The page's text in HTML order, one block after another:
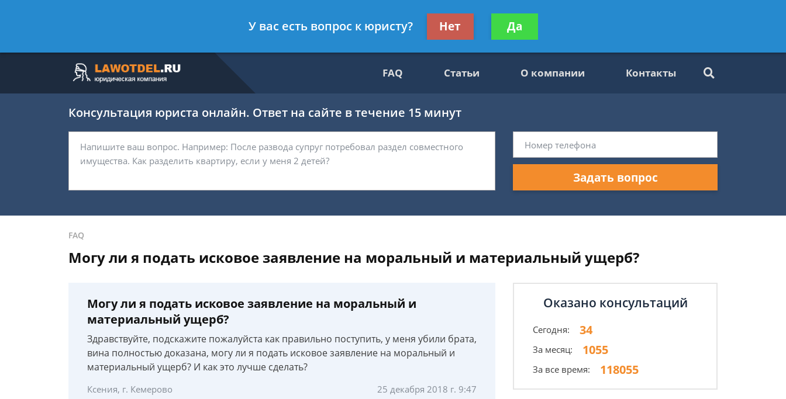
7 812 467-37-69
Получите консультацию
бесплатно
FAQ Статьи О компании Контакты
Консультация юриста онлайн. Ответ на сайте в течение 15 минут
Задать вопрос
FAQ
Могу ли я подать исковое заявление на моральный и материальный ущерб?
Могу ли я подать исковое заявление на моральный и
материальный ущерб?
Здравствуйте, подскажите пожалуйста как правильно поступить, у меня убили брата,
вина полностью доказана, могу ли я подать исковое заявление на моральный и
материальный ущерб? И как это лучше сделать?
Ксения, г. Кемерово 25 декабря 2018 г. 9:47
Оказано консультаций
Сегодня: 34
За месяц: 1055
За все время: 118055
У вас есть вопрос к юристу? Нет Да